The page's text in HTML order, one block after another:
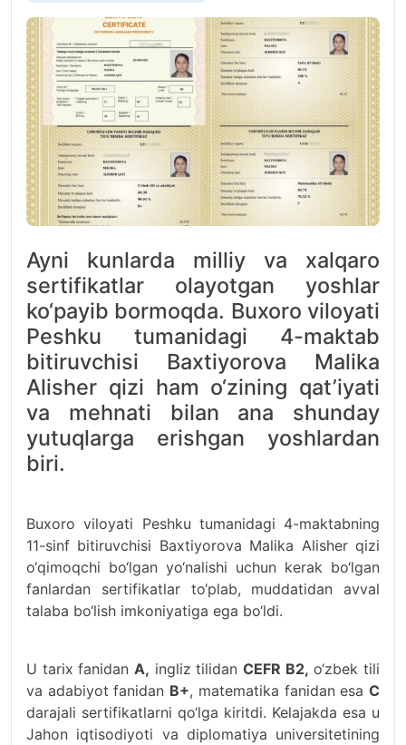
Ayni kunlarda milliy va xalqaro
sertifikatlar olayotgan yoshlar
ko‘payib bormoqda. Buxoro viloyati
Peshku tumanidagi 4-maktab
bitiruvchisi Baxtiyorova Malika
Alisher qizi ham o‘zining qat’iyati
va mehnati bilan ana shunday
yutuqlarga erishgan yoshlardan
biri.
Buxoro viloyati Peshku tumanidagi 4-maktabning
11-sinf bitiruvchisi Baxtiyorova Malika Alisher qizi
o‘qimoqchi bo‘lgan yo‘nalishi uchun kerak bo‘lgan
fanlardan sertifikatlar to‘plab, muddatidan avval
talaba bo‘lish imkoniyatiga ega bo‘ldi.
U tarix fanidan A, ingliz tilidan CEFR B2, o‘zbek tili
va adabiyot fanidan B+, matematika fanidan esaC
darajali sertifikatlarni qo‘lga kiritdi. Kelajakda esa u
Jahon iqtisodiyoti va diplomatiya universitetining